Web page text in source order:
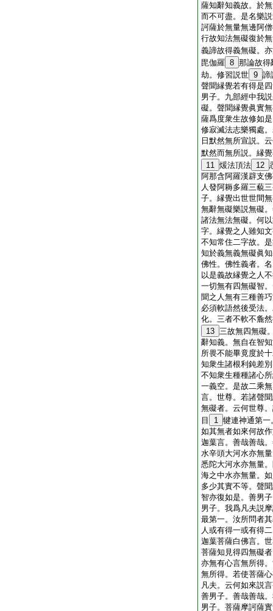
薩知辭知義故。於
而不可盡。是名樂
訶薩於無量無邊阿
行故知法無礙復於
義諦故得義無礙。
毘伽羅 8 那論故得
劫。修習説世 9 諦
聲聞縁覺若有得是
男子。九部經中我
礙。聲聞縁覺眞實
薩爲度衆生故修如
修寂滅法志樂獨處
日默然無所宣説。
默然而無所説。縁
11 煖法頂法 12
阿那含阿羅漢辟支
人發阿耨多羅三藐
子。縁覺出世世間
無辭無礙樂説無礙
諸法無法無礙。何
字。縁覺之人雖知
不知常住二字故。
知於義無義無礙眞
佛性。佛性義者。
以是義故縁覺之人
一切無有四無礙智
聞之人無有三種善
必須軟語然後受法
化。三者不軟不麁
13 三故無四無礙
辭知義。無自在智
所畏不能畢竟度於
知衆生諸根利鈍差
不知衆生種種諸心
一義空。是故二乘
言。世尊。若諸聲
無礙者。云何世尊
目
1 犍連神通第一
如其無者如來何故
迦葉言。善哉善哉
水辛頭大河水亦無
悉陀大河水亦無量
海之中水亦無量。
多少其實不等。聲
智亦復如是。善男
男子。我爲凡夫説
最第一。汝所問者
人或有得一或有得
迦葉菩薩白佛言。
菩薩知見得四無礙
亦無有心言無所得
無所得。若使菩薩
凡夫。云何如來説
善男子。善哉善哉
男子。菩薩摩訶薩